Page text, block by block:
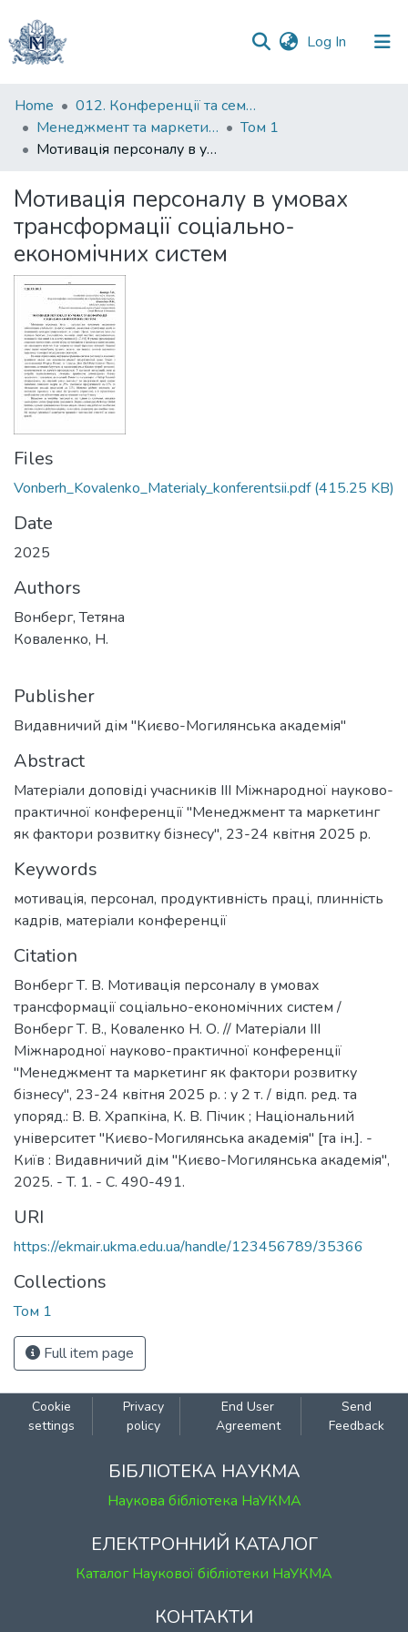
Log In (current)
Communities
&
Collections
Statistics
Home
012. Конференції та семінари НаУКМА
Менеджмент та маркетинг як фактори розвитку бізнесу : матеріали III Міжнародної науково-практичної конференції 23-24 квітня 2025 р.
Том 1
Мотивація персоналу в умовах трансформації соціально-економічних систем
Мотивація персоналу в умовах
трансформації соціально-
економічних систем
Files
Vonberh_Kovalenko_Materialy_konferentsii.pdf(415.25 KB)
Date
2025
Authors
Вонберг, Тетяна
Коваленко, Н.
Publisher
Видавничий дім "Києво-Могилянська академія"
Abstract
Матеріали доповіді учасників III Міжнародної науково-
практичної конференції "Менеджмент та маркетинг
як фактори розвитку бізнесу", 23-24 квітня 2025 р.
Keywords
мотивація, персонал, продуктивність праці, плинність
кадрів, матеріали конференції
Citation
Вонберг Т. В. Мотивація персоналу в умовах
трансформації соціально-економічних систем /
Вонберг Т. В., Коваленко Н. О. // Матеріали ІІІ
Міжнародної науково-практичної конференції
"Менеджмент та маркетинг як фактори розвитку
бізнесу", 23-24 квітня 2025 р. : у 2 т. / відп. ред. та
упоряд.: В. В. Храпкіна, К. В. Пічик ; Національний
університет "Києво-Могилянська академія" [та ін.]. -
Київ : Видавничий дім "Києво-Могилянська академія",
2025. - T. 1. - C. 490-491.
URI
https://ekmair.ukma.edu.ua/handle/123456789/35366
Collections
Том 1
Full item page
Cookie
settings
Privacy
policy
End User
Agreement
Send
Feedback
БІБЛІОТЕКА НАУКМА
Наукова бібліотека НаУКМА
ЕЛЕКТРОННИЙ КАТАЛОГ
Каталог Наукової бібліотеки НаУКМА
КОНТАКТИ